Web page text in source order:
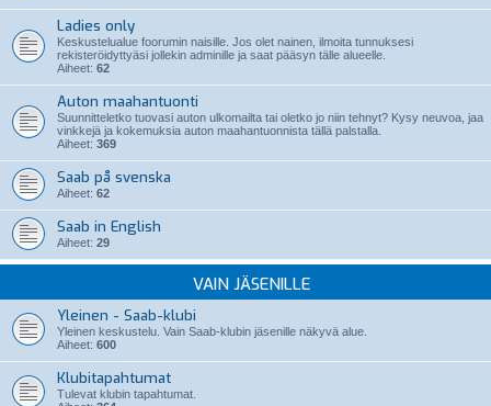
Ladies only
Keskustelualue foorumin naisille. Jos olet nainen, ilmoita tunnuksesi
rekisteröidyttyäsi jollekin adminille ja saat pääsyn tälle alueelle.
Aiheet: 62
Auton maahantuonti
Suunnitteletko tuovasi auton ulkomailta tai oletko jo niin tehnyt? Kysy neuvoa, jaa
vinkkejä ja kokemuksia auton maahantuonnista tällä palstalla.
Aiheet: 369
Saab på svenska
Aiheet: 62
Saab in English
Aiheet: 29
VAIN JÄSENILLE
Yleinen - Saab-klubi
Yleinen keskustelu. Vain Saab-klubin jäsenille näkyvä alue.
Aiheet: 600
Klubitapahtumat
Tulevat klubin tapahtumat.